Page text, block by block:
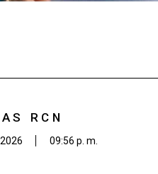
RCN
09:56 p. m.